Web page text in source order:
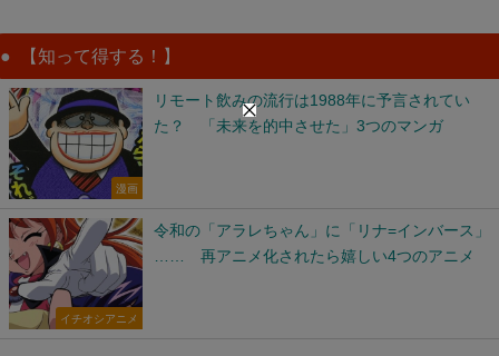
【知って得する！】
漫画
リモート飲みの流行は1988年に予言されてい
た？ 「未来を的中させた」3つのマンガ
イチオシアニメ
令和の「アラレちゃん」に「リナ=インバース」
…… 再アニメ化されたら嬉しい4つのアニメ